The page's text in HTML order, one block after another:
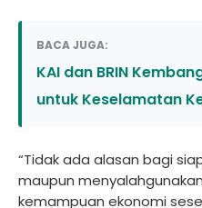
BACA JUGA:
KAI dan BRIN
untuk Keselamatan
“Tidak ada alasan bagi
maupun
kemampuan ekonomi